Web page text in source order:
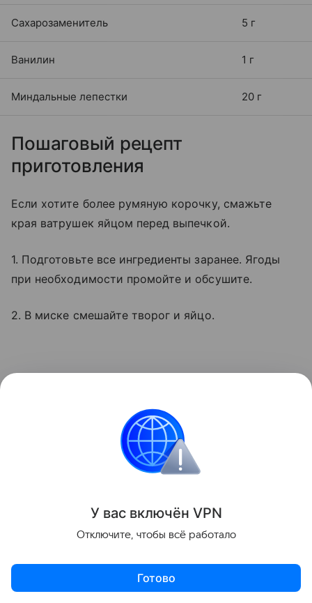
Сахарозаменитель 5 г
Ванилин 1 г
Миндальные лепестки 20 г
Пошаговый рецепт
приготовления
Если хотите более румяную корочку, смажьте
края ватрушек яйцом перед выпечкой.
1. Подготовьте все ингредиенты заранее. Ягоды
при необходимости промойте и обсушите.
2. В миске смешайте творог и яйцо.
У вас включён VPN
Отключите, чтобы всё работало
Готово